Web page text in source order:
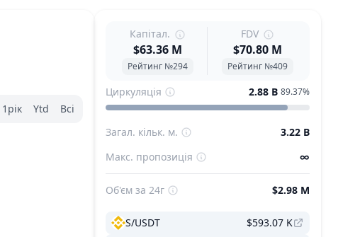
1рік Ytd Всі
Капітал.
$63.36 M
Рейтинг №294
FDV
$70.80 M
Рейтинг №409
Циркуляція 2.88 B 89.37%
Загал. кільк. м.
3.22 B
Макс. пропозиція
∞
Об'єм за 24г $2.98 M
S/USDT
$593.07 K